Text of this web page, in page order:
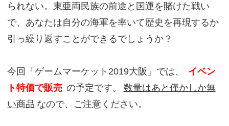
られない。東亜両民族の前途と国運を賭けた戦い
で、あなたは自分の海軍を率いて歴史を再現するか
引っ繰り返すことができるでしょうか？
今回「ゲームマーケット2019大阪」では、
イベン
ト特価で販売 の予定です。
数量はあと僅かしか無
い商品 なので、ご注意ください。